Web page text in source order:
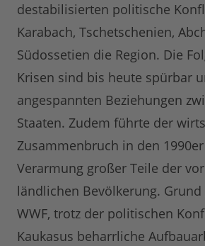
destabilisierten politische
Karabach, Tschetschenien,
Südossetien die Region. Die
Krisen sind bis heute spürbar
angespannten Beziehungen
Staaten. Zudem führte der
Zusammenbruch in den
Verarmung großer Teile der
ländlichen Bevölkerung.
WWF, trotz der politischen
Kaukasus beharrliche